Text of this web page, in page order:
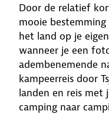
Door de relatief
mooie
het land op je
wanneer je een
adembenemende
kampeerreis door
landen en reis
camping naar